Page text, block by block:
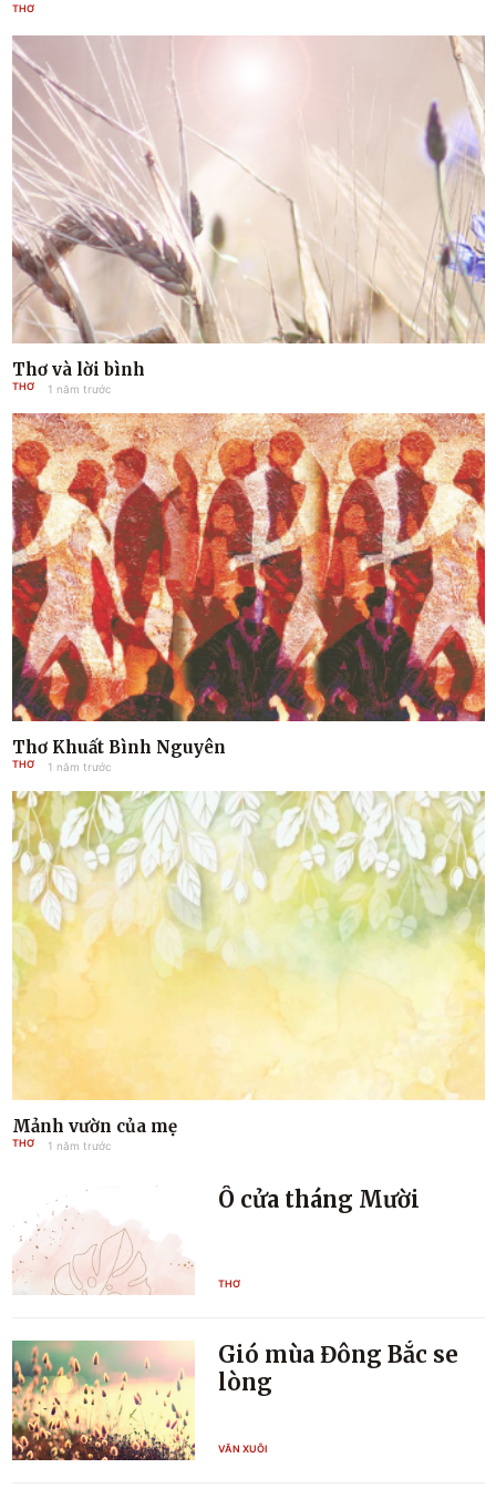
THƠ
Thơ và lời bình
THƠ 1 năm trước
Thơ Khuất Bình Nguyên
THƠ 1 năm trước
Mảnh vườn của mẹ
THƠ 1 năm trước
Ô cửa tháng Mười
THƠ
Gió mùa Đông Bắc se
lòng
VĂN XUÔI